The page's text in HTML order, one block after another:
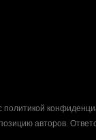
политикой
авторов.